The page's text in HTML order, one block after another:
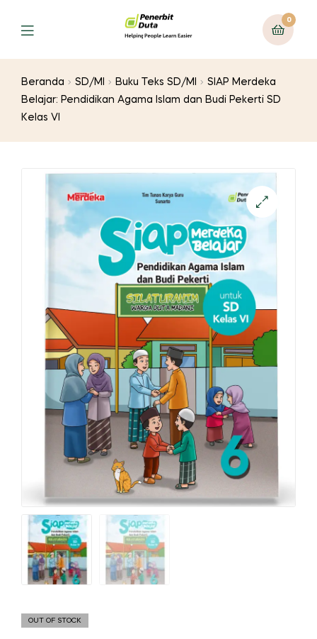
Menu
0
Beranda SD/MI Buku Teks SD/MI
SIAP Merdeka
Belajar: Pendidikan Agama Islam dan Budi Pekerti SD
Kelas VI
OUT OF STOCK